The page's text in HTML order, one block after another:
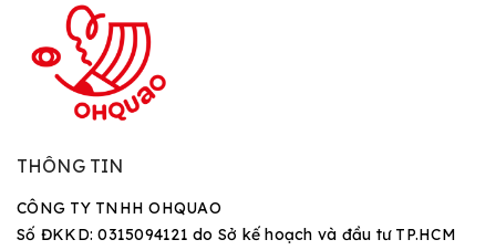
THÔNG TIN
CÔNG TY TNHH OHQUAO
Số ĐKKD: 0315094121 do Sở kế hoạch và đầu tư TP.HCM